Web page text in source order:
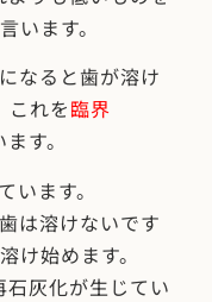
います。
なると歯が溶け
これを臨界
す。
ます。
は溶けないです
け始めます。
灰化が生じてい